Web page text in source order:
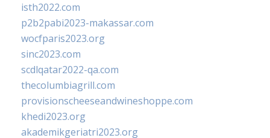
isth2022.com
p2b2pabi2023-makassar.com
wocfparis2023.org
sinc2023.com
scdlqatar2022-qa.com
thecolumbiagrill.com
provisionscheeseandwineshoppe.com
khedi2023.org
akademikgeriatri2023.org